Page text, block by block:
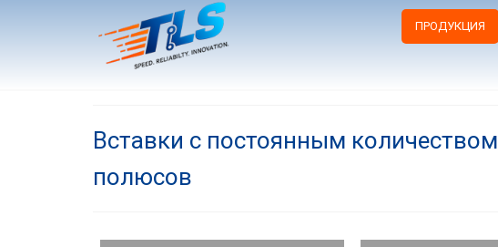
ПРОДУКЦИЯ
Вставки с постоянным количеством
полюсов